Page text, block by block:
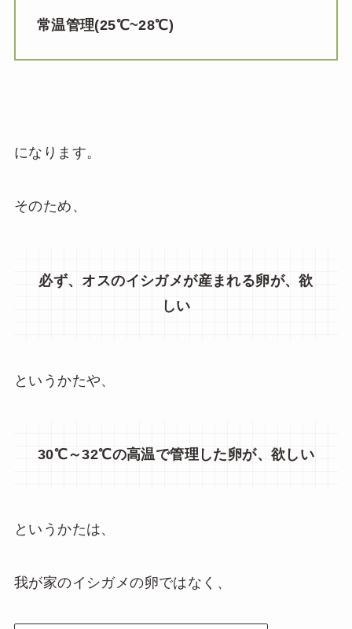
常温管理(25℃~28℃)
になります。
そのため、
必ず、オスのイシガメが産まれる卵が、欲
しい
というかたや、
30℃～32℃の高温で管理した卵が、欲しい
というかたは、
我が家のイシガメの卵ではなく、